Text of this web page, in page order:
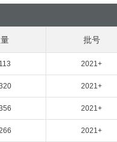
批号
2021+
2021+
2021+
2021+